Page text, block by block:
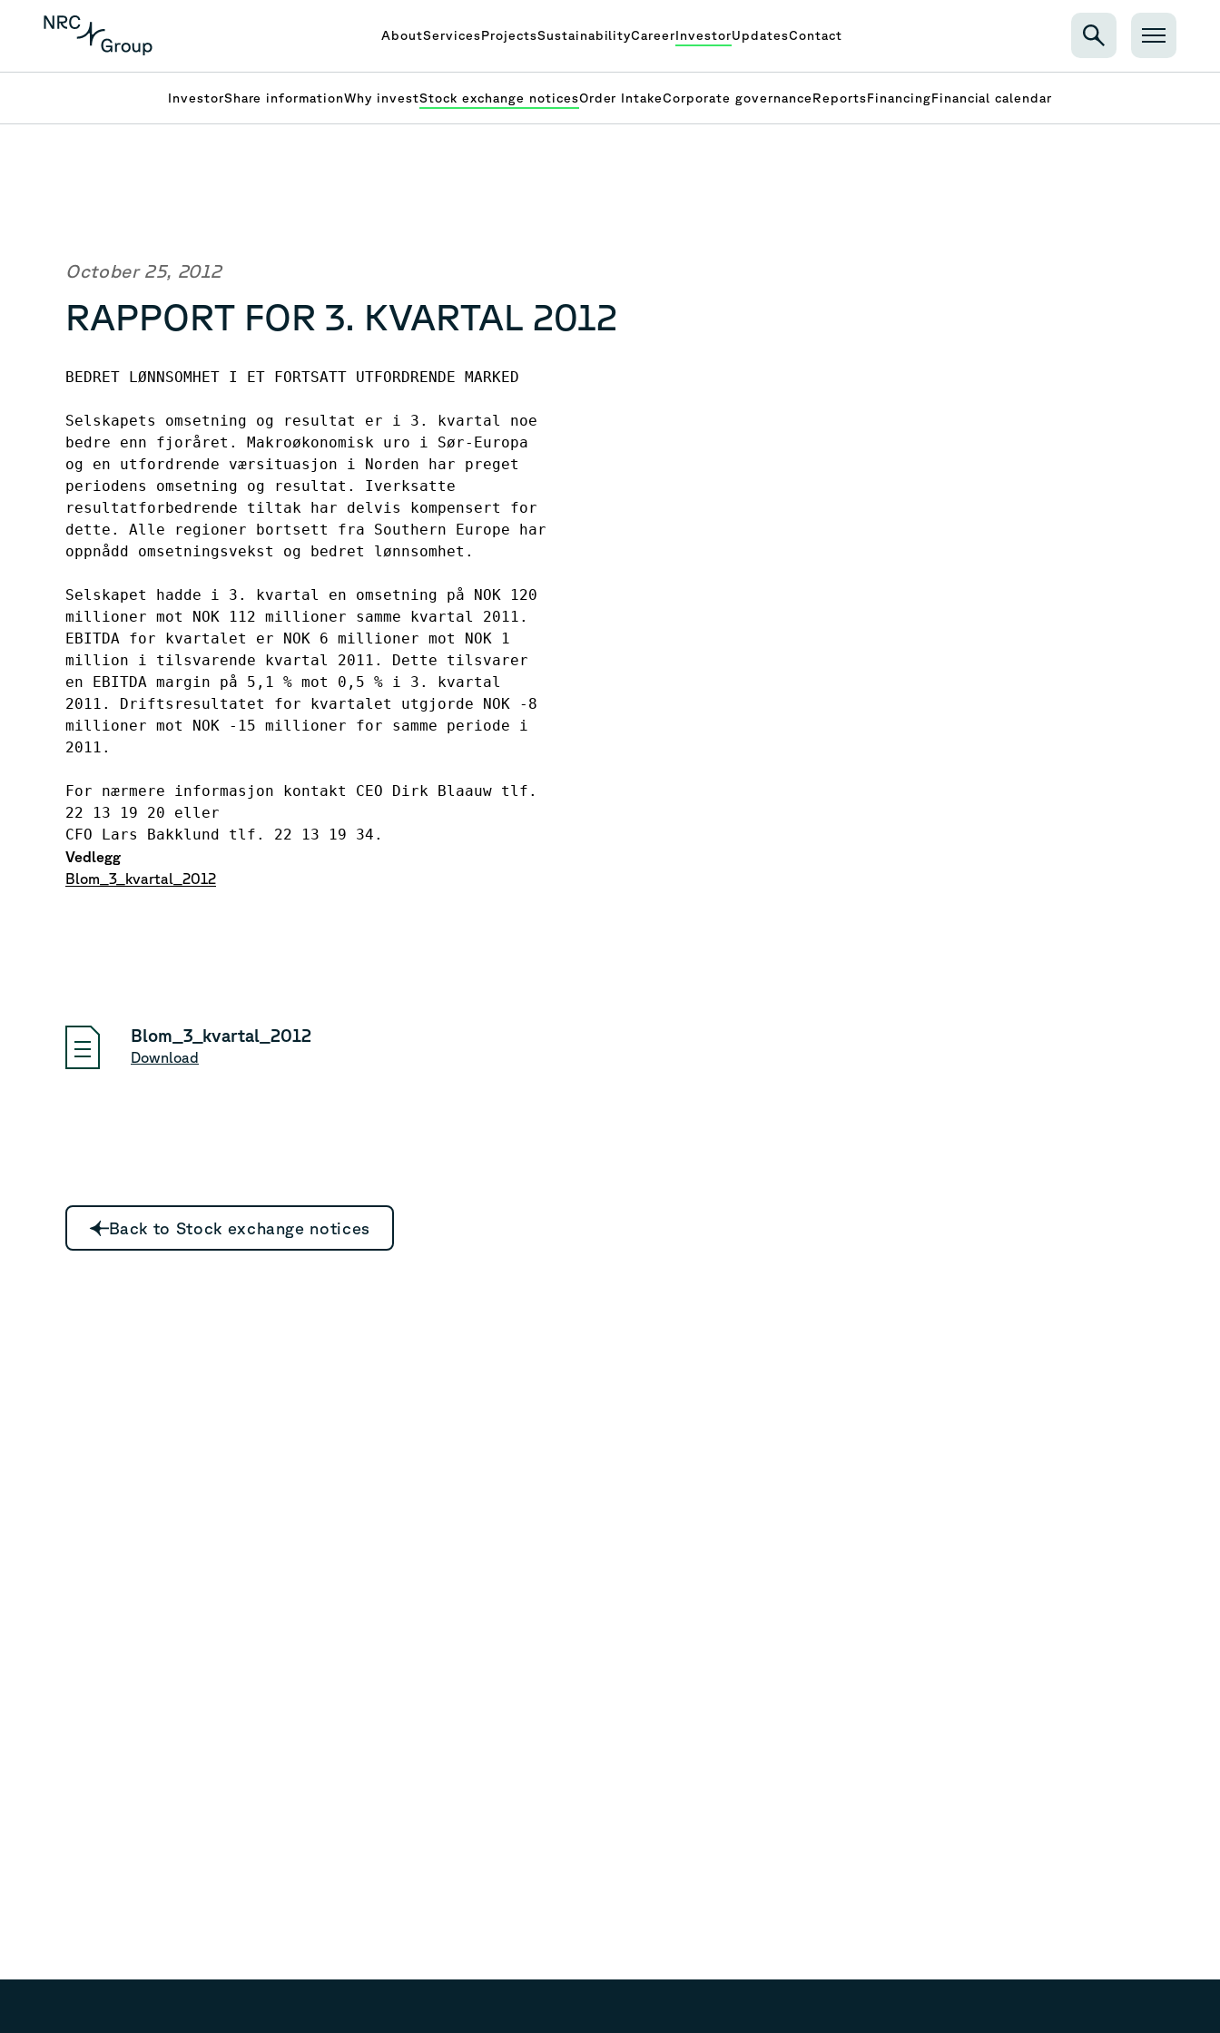
AboutServicesProjectsSustainabilityCareerInvestorUpdatesContact
InvestorShare informationWhy investStock exchange noticesOrder IntakeCorporate governanceReportsFinancingFinancial calendar
October 25, 2012
RAPPORT FOR 3. KVARTAL 2012
BEDRET LØNNSOMHET I ET FORTSATT UTFORDRENDE MARKED
Selskapets omsetning og resultat er i 3. kvartal noe
bedre enn fjoråret. Makroøkonomisk uro i Sør-Europa
og en utfordrende værsituasjon i Norden har preget
periodens omsetning og resultat. Iverksatte
resultatforbedrende tiltak har delvis kompensert for
dette. Alle regioner bortsett fra Southern Europe har
oppnådd omsetningsvekst og bedret lønnsomhet.
Selskapet hadde i 3. kvartal en omsetning på NOK 120
millioner mot NOK 112 millioner samme kvartal 2011.
EBITDA for kvartalet er NOK 6 millioner mot NOK 1
million i tilsvarende kvartal 2011. Dette tilsvarer
en EBITDA margin på 5,1 % mot 0,5 % i 3. kvartal
2011. Driftsresultatet for kvartalet utgjorde NOK -8
millioner mot NOK -15 millioner for samme periode i
2011.
For nærmere informasjon kontakt CEO Dirk Blaauw tlf.
22 13 19 20 eller
CFO Lars Bakklund tlf. 22 13 19 34.
Vedlegg
Blom_3_kvartal_2012
Blom_3_kvartal_2012
Download
Back to Stock exchange notices